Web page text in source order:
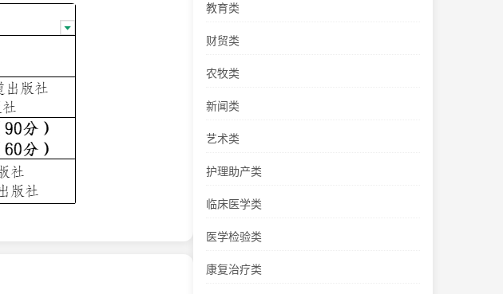
教育类
财贸类
农牧类
新闻类
艺术类
护理助产类
临床医学类
医学检验类
康复治疗类